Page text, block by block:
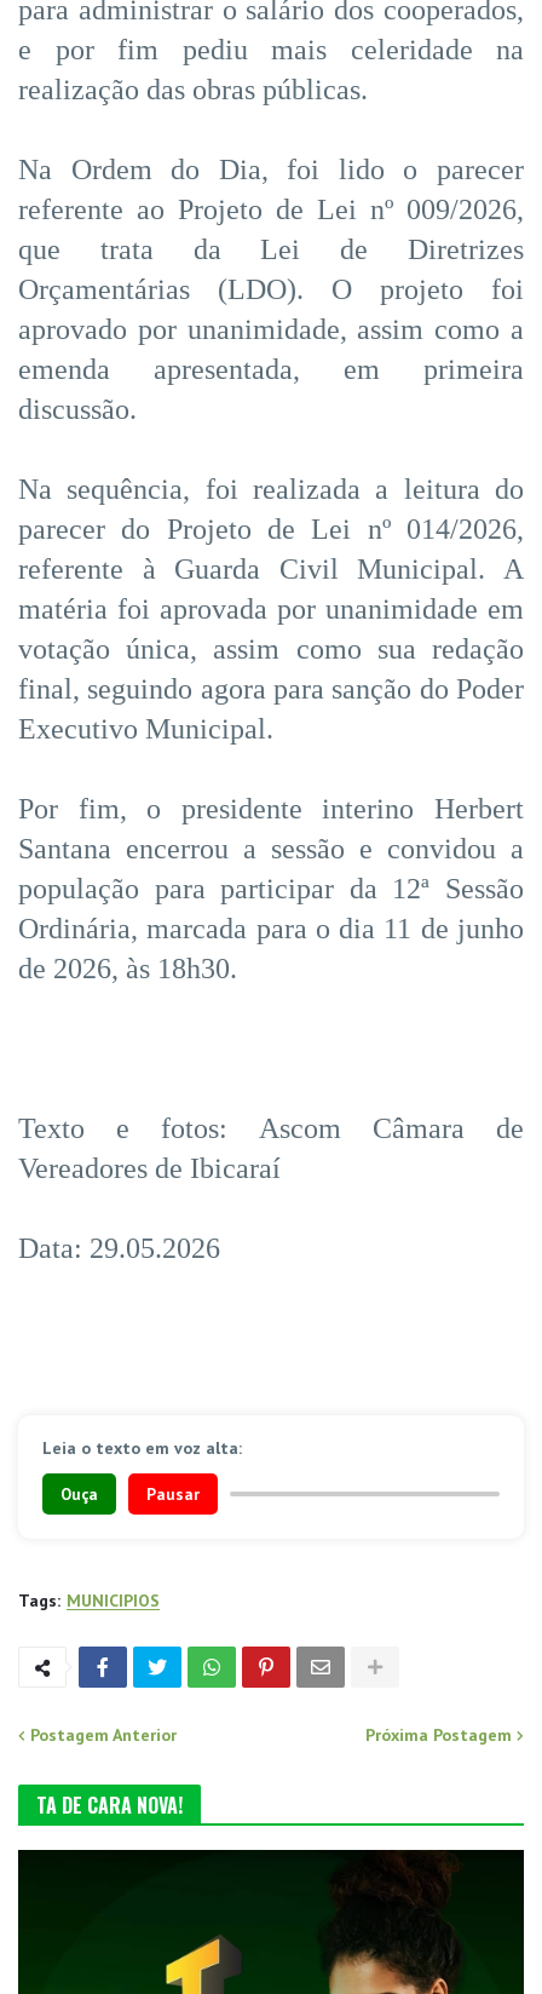
para administrar o salário dos cooperados,
e por fim pediu mais celeridade na
realização das obras públicas.
Na Ordem do Dia, foi lido o parecer
referente ao Projeto de Lei nº 009/2026,
que trata da Lei de Diretrizes
Orçamentárias (LDO). O projeto foi
aprovado por unanimidade, assim como a
emenda apresentada, em primeira
discussão.
Na sequência, foi realizada a leitura do
parecer do Projeto de Lei nº 014/2026,
referente à Guarda Civil Municipal. A
matéria foi aprovada por unanimidade em
votação única, assim como sua redação
final, seguindo agora para sanção do Poder
Executivo Municipal.
Por fim, o presidente interino Herbert
Santana encerrou a sessão e convidou a
população para participar da 12ª Sessão
Ordinária, marcada para o dia 11 de junho
de 2026, às 18h30.
Texto e fotos: Ascom Câmara de
Vereadores de Ibicaraí
Data: 29.05.2026
Leia o texto em voz alta:
Ouça Pausar
Tags: MUNICIPIOS
Postagem Anterior Próxima Postagem
TA DE CARA NOVA!